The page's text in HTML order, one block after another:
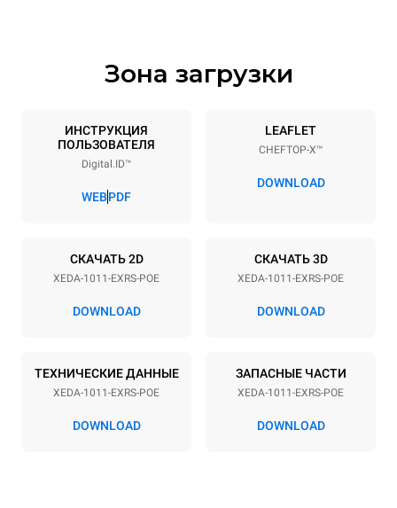
Спецификации противней
10 GN 1/1
Расстояние между лотками
67 mm
Напряжение
3~
Příkon
Потребление в квт·ч и выбросы co2
Зона загрузки
ИНСТРУКЦИЯ
ПОЛЬЗОВАТЕЛЯ
Digital.ID™
WEBPDF
LEAFLET
CHEFTOP-X™
DOWNLOAD
СКАЧАТЬ 2D
XEDA-1011-EXRS-POE
DOWNLOAD
СКАЧАТЬ 3D
XEDA-1011-EXRS-POE
DOWNLOAD
ТЕХНИЧЕСКИЕ ДАННЫЕ
XEDA-1011-EXRS-POE
DOWNLOAD
ЗАПАСНЫЕ ЧАСТИ
XEDA-1011-EXRS-POE
DOWNLOAD